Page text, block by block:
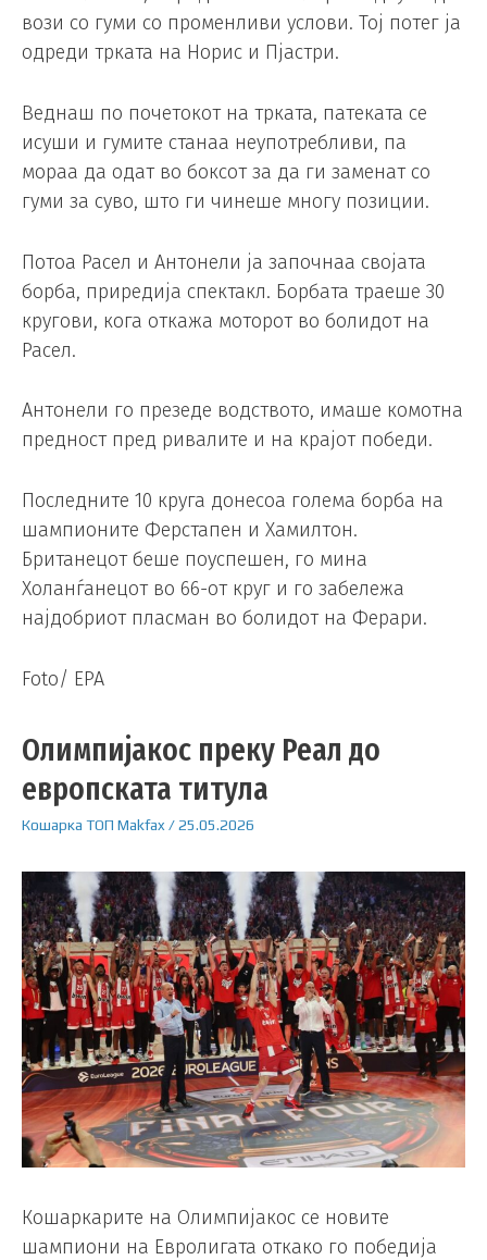
вози со гуми со променливи услови. Тој потег ја
одреди трката на Норис и Пјастри.
Веднаш по почетокот на трката, патеката се
исуши и гумите станаа неупотребливи, па
мораа да одат во боксот за да ги заменат со
гуми за суво, што ги чинеше многу позиции.
Потоа Расел и Антонели ја започнаа својата
борба, приредија спектакл. Борбата траеше 30
кругови, кога откажа моторот во болидот на
Расел.
Антонели го презеде водството, имаше комотна
предност пред ривалите и на крајот победи.
Последните 10 круга донесоа голема борба на
шампионите Ферстапен и Хамилтон.
Британецот беше поуспешен, го мина
Холанѓанецот во 66-от круг и го забележа
најдобриот пласман во болидот на Ферари.
Foto/ EPA
Олимпијакос преку Реал до
европската титула
Кошарка ТОП Makfax /25.05.2026
Кошаркарите на Олимпијакос се новите
шампиони на Евролигата откако го победија